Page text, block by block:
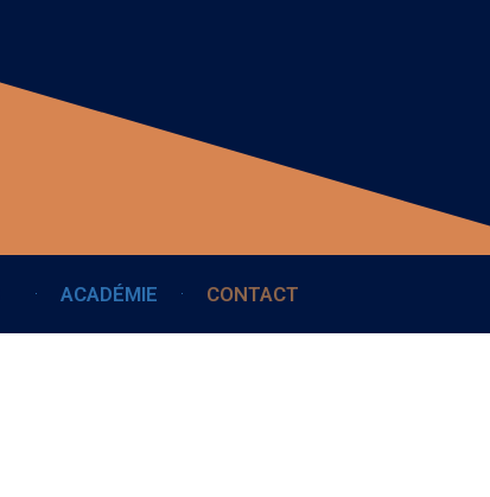
ACADÉMIE CONTACT